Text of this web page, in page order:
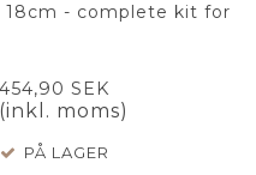
18cm - complete kit for
454,90 SEK
(inkl. moms)
PÅ LAGER